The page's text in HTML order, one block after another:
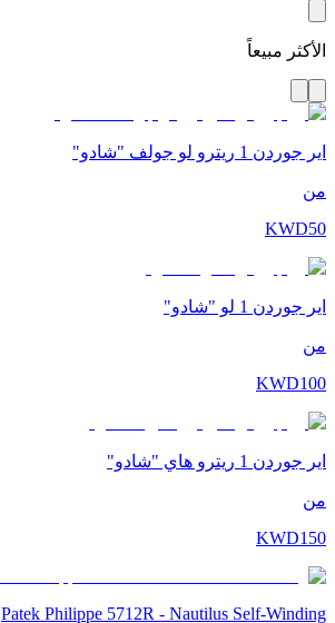
الأكثر مبيعاً
اير جوردن 1 ريترو لو جولف "شادو"
من
KWD50
اير جوردن 1 لو "شادو"
من
KWD100
اير جوردن 1 ريترو هاي "شادو"
من
KWD150
Patek Philippe 5712R - Nautilus Self-Winding